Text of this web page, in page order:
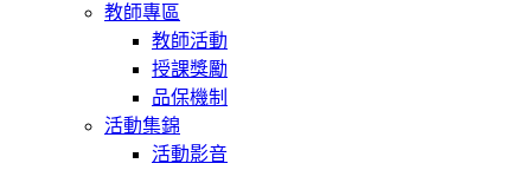
教師專區
教師活動
授課獎勵
品保機制
活動集錦
活動影音